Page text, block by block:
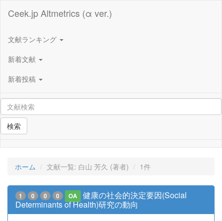
Ceek.jp Altmetrics (α ver.)
文献ランキング
新着文献
新着投稿
検索
ホーム 文献一覧: 白山 芳久 (著者) 1件
1 0 0 0 OA
健康の社会的決定要因(Social
Determinants of Health)研究の動向